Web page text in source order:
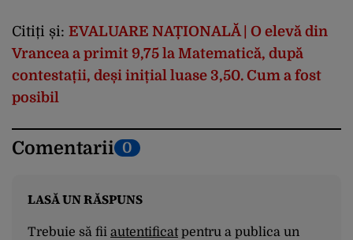
Citiți și: EVALUARE NAȚIONALĂ | O elevă din
Vrancea a primit 9,75 la Matematică, după
contestații, deși inițial luase 3,50. Cum a fost
posibil
Comentarii 0
LASĂ UN RĂSPUNS
Trebuie să fii autentificatpentru a publica un